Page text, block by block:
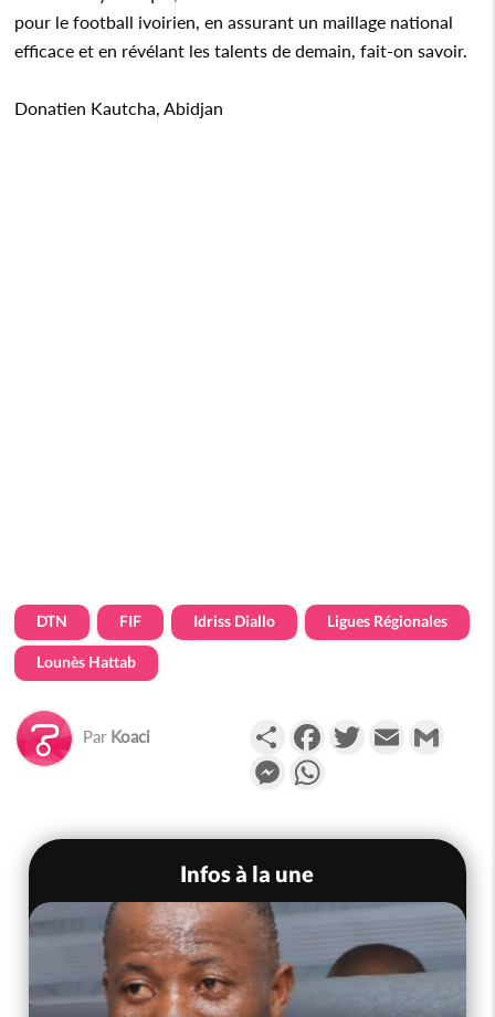
pour le football ivoirien, en assurant un maillage national
efficace et en révélant les talents de demain, fait-on savoir.
Donatien Kautcha, Abidjan
DTN FIF Idriss Diallo Ligues Régionales
Lounès Hattab
Par Koaci PartagerFacebookTwitterEmail
Messenger
Infos à la une